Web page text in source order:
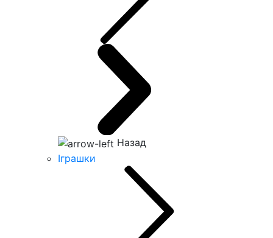
Назад
Іграшки